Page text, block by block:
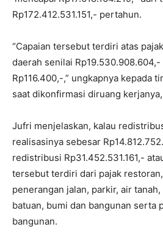
Rp172.412.531.151,- pertahun.
“Capaian tersebut terdiri atas
daerah senilai Rp19.530.908.604,-
Rp116.400,-,” ungkapnya kepada
saat dikonfirmasi diruang
Jufri menjelaskan, kalau
realisasinya sebesar
redistribusi Rp31.452.531.161,-
tersebut terdiri dari pajak
penerangan jalan, parkir, air
batuan, bumi dan bangunan serta
bangunan.